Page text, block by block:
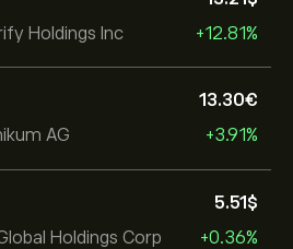
Holdings Inc
+12.81%
AG
13.30‎€‎
+3.91%
Holdings Corp
5.51‎$‎
+0.36%